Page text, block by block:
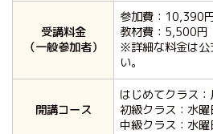
受講料金
（一般参加者）
参加費：10,390
教材費：5,500円
※詳細な料金は公
い。
開講コース
はじめてクラス
初級クラス：水
中級クラス：水